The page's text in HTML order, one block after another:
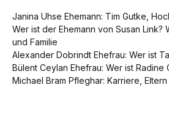
Janina Uhse Ehemann: Tim Gutke,
Wer ist der Ehemann von Susan Link?
und Familie
Alexander Dobrindt Ehefrau: Wer ist
Bülent Ceylan Ehefrau: Wer ist Radine
Michael Bram Pfleghar: Karriere, Eltern